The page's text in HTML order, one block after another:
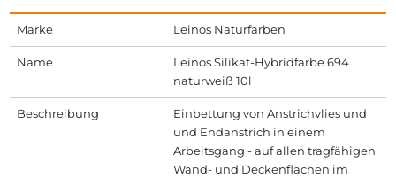
Marke Leinos Naturfarben
Name
Leinos Silikat-Hybridfarbe 694
naturweiß 10l
Beschreibung
Einbettung von Anstrichvlies und
und Endanstrich in einem
Arbeitsgang - auf allen tragfähigen
Wand- und Deckenflächen im